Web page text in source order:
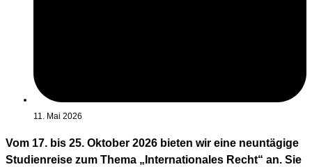
11. Mai 2026
Vom 17. bis 25. Oktober 2026 bieten wir eine neuntägige
Studienreise zum Thema „Internationales Recht“ an. Sie